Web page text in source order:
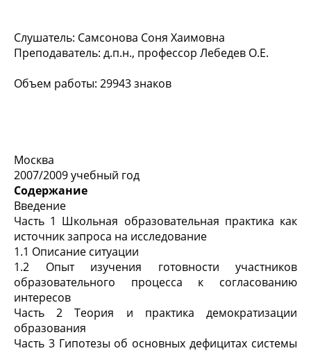
Слушатель: Самсонова Соня Хаимовна
Преподаватель: д.п.н., профессор Лебедев О.Е.
Объем работы: 29943 знаков
Москва
2007/2009 учебный год
Содержание
Введение
Часть 1 Школьная образовательная практика как
источник запроса на исследование
1.1 Описание ситуации
1.2 Опыт изучения готовности участников
образовательного процесса к согласованию
интересов
Часть 2 Теория и практика демократизации
образования
Часть 3 Гипотезы об основных дефицитах системы